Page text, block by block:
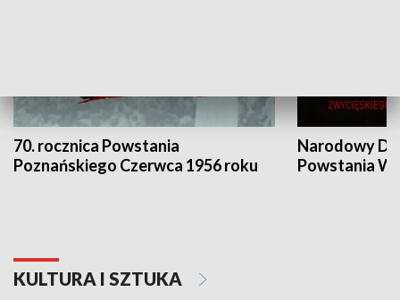
70. rocznica Powstania
Poznańskiego Czerwca 1956 roku
Narodowy
Powstania
KULTURA I SZTUKA